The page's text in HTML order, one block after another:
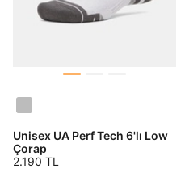
Unisex UA Perf Tech 6'lı Low
Çorap
2.190 TL